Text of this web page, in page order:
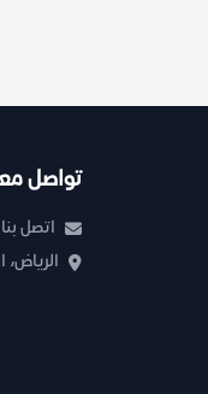
تواصل
اتصل بنا
الرياض،